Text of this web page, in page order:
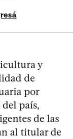
y
de
por
país,
de las
al titular de